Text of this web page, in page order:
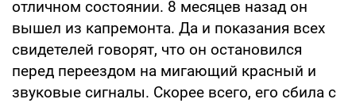
отличном состоянии. 8 месяцев назад он
вышел из капремонта. Да и показания всех
свидетелей говорят, что он остановился
перед переездом на мигающий красный и
звуковые сигналы. Скорее всего, его сбила с